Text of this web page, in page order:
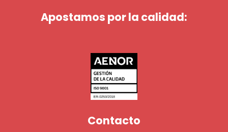
Apostamos por la calidad:
Contacto